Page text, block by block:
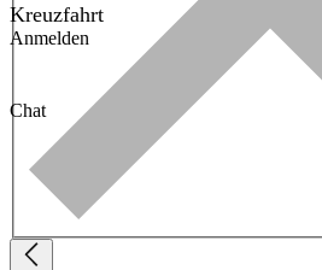
Kreuzfahrt
Anmelden
Chat